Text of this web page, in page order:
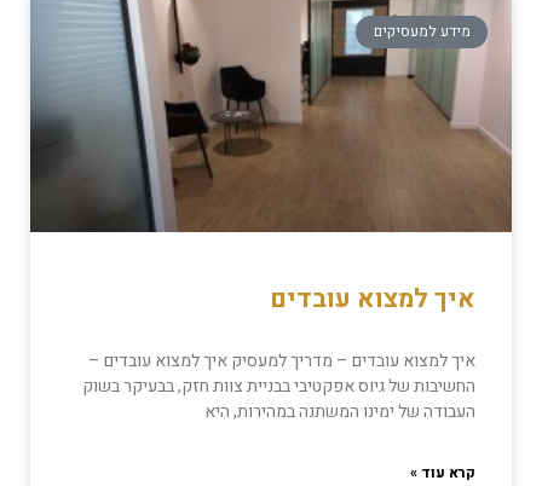
מידע למעסיקים
איך למצוא עובדים
איך למצוא עובדים – מדריך למעסיק איך למצוא עובדים –
החשיבות של גיוס אפקטיבי בבניית צוות חזק, בבעיקר בשוק
העבודה של ימינו המשתנה במהירות, היא
קרא עוד »